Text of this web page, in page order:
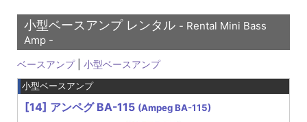
小型ベースアンプ レンタル - Rental Mini Bass
Amp -
ベースアンプ| 小型ベースアンプ
小型ベースアンプ
[14] アンペグ BA-115 (Ampeg BA-115)